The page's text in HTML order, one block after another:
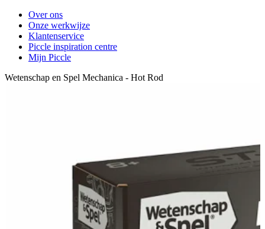
Over ons
Onze werkwijze
Klantenservice
Piccle inspiration centre
Mijn Piccle
Wetenschap en Spel Mechanica - Hot Rod